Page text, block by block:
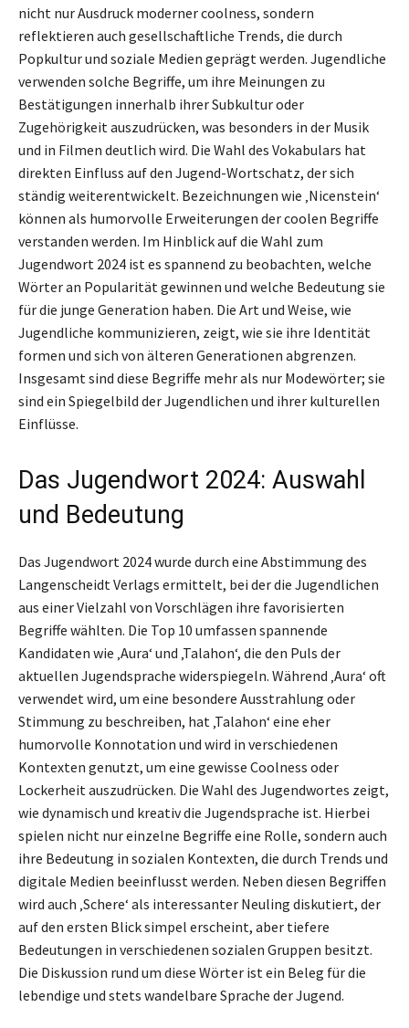
nicht nur Ausdruck moderner coolness, sondern
reflektieren auch gesellschaftliche Trends, die durch
Popkultur und soziale Medien geprägt werden. Jugendliche
verwenden solche Begriffe, um ihre Meinungen zu
Bestätigungen innerhalb ihrer Subkultur oder
Zugehörigkeit auszudrücken, was besonders in der Musik
und in Filmen deutlich wird. Die Wahl des Vokabulars hat
direkten Einfluss auf den Jugend-Wortschatz, der sich
ständig weiterentwickelt. Bezeichnungen wie ‚Nicenstein‘
können als humorvolle Erweiterungen der coolen Begriffe
verstanden werden. Im Hinblick auf die Wahl zum
Jugendwort 2024 ist es spannend zu beobachten, welche
Wörter an Popularität gewinnen und welche Bedeutung sie
für die junge Generation haben. Die Art und Weise, wie
Jugendliche kommunizieren, zeigt, wie sie ihre Identität
formen und sich von älteren Generationen abgrenzen.
Insgesamt sind diese Begriffe mehr als nur Modewörter; sie
sind ein Spiegelbild der Jugendlichen und ihrer kulturellen
Einflüsse.
Das Jugendwort 2024: Auswahl
und Bedeutung
Das Jugendwort 2024 wurde durch eine Abstimmung des
Langenscheidt Verlags ermittelt, bei der die Jugendlichen
aus einer Vielzahl von Vorschlägen ihre favorisierten
Begriffe wählten. Die Top 10 umfassen spannende
Kandidaten wie ‚Aura‘ und ‚Talahon‘, die den Puls der
aktuellen Jugendsprache widerspiegeln. Während ‚Aura‘ oft
verwendet wird, um eine besondere Ausstrahlung oder
Stimmung zu beschreiben, hat ‚Talahon‘ eine eher
humorvolle Konnotation und wird in verschiedenen
Kontexten genutzt, um eine gewisse Coolness oder
Lockerheit auszudrücken. Die Wahl des Jugendwortes zeigt,
wie dynamisch und kreativ die Jugendsprache ist. Hierbei
spielen nicht nur einzelne Begriffe eine Rolle, sondern auch
ihre Bedeutung in sozialen Kontexten, die durch Trends und
digitale Medien beeinflusst werden. Neben diesen Begriffen
wird auch ‚Schere‘ als interessanter Neuling diskutiert, der
auf den ersten Blick simpel erscheint, aber tiefere
Bedeutungen in verschiedenen sozialen Gruppen besitzt.
Die Diskussion rund um diese Wörter ist ein Beleg für die
lebendige und stets wandelbare Sprache der Jugend.